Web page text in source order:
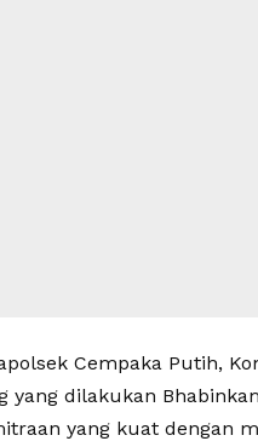
Cempaka Putih,
yang dilakukan
yang kuat dengan